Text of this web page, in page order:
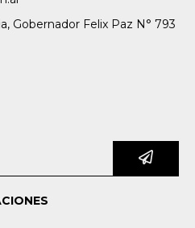
Gobernador Felix Paz N° 793